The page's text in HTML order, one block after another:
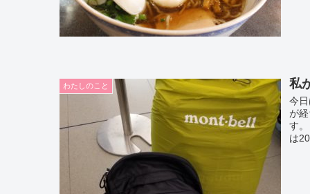
わたしのこと 私
今
が
す
は